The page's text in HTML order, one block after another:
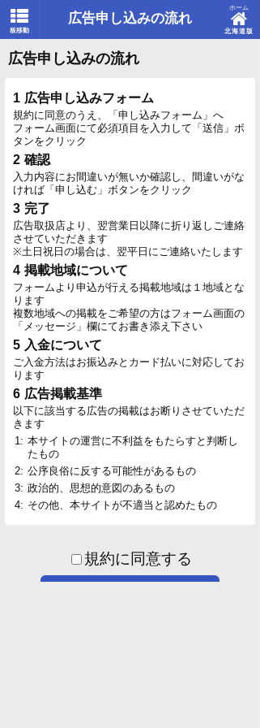
板移動
広告申し込みの流れ
ホーム
北海道版
広告申し込みの流れ
広告申し込みフォーム
規約に同意のうえ、「申し込みフォーム」へ
フォーム画面にて必須項目を入力して「送信」ボ
タンをクリック
確認
入力内容にお間違いが無いか確認し、間違いがな
ければ「申し込む」ボタンをクリック
完了
広告取扱店より、翌営業日以降に折り返しご連絡
させていただきます
※土日祝日の場合は、翌平日にご連絡いたします
掲載地域について
フォームより申込が行える掲載地域は１地域とな
ります
複数地域への掲載をご希望の方はフォーム画面の
「メッセージ」欄にてお書き添え下さい
入金について
ご入金方法はお振込みとカード払いに対応してお
ります
広告掲載基準
以下に該当する広告の掲載はお断りさせていただ
きます
本サイトの運営に不利益をもたらすと判断し
たもの
公序良俗に反する可能性があるもの
政治的、思想的意図のあるもの
その他、本サイトが不適当と認めたもの
規約に同意する